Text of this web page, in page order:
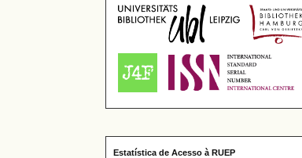
Estatística de Acesso à RUEP